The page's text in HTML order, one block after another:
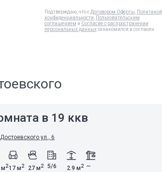
Подтверждаю, что с Договором Оферты
Политикой
конфиденциальности
Пользовательским
соглашением и Согласие о распространении
персональных данныхознакомился и согласен
в 19 ккв
Достоевского ул., 6
м217 м2 27 м2 5/6 2.9 м2 —